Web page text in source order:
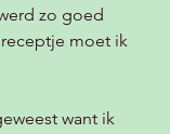
zo goed
moet ik
want ik